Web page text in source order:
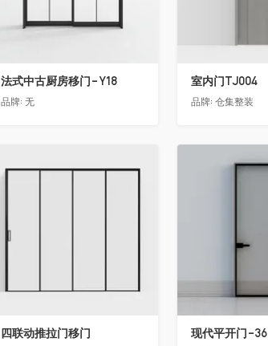
法式中古厨房移门-Y18
品牌:无
室内门TJ004
品牌:仓集整装
收藏
四联动推拉门移门
收藏
现代平开门-36